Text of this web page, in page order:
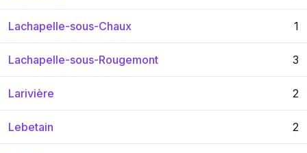
Lachapelle-sous-Chaux 1
Lachapelle-sous-Rougemont 3
Larivière 2
Lebetain 2